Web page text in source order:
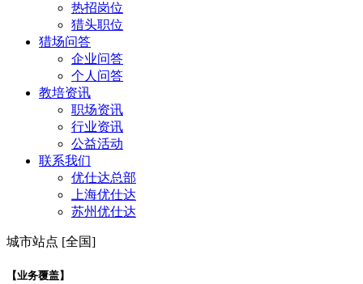
热招岗位
猎头职位
猎场问答
企业问答
个人问答
教培资讯
职场资讯
行业资讯
公益活动
联系我们
优仕达总部
上海优仕达
苏州优仕达
城市站点 [全国]
【业务覆盖】